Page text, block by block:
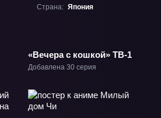
Страна: Япония
«Вечера с кошкой» ТВ-1
Добавлена 30 серия